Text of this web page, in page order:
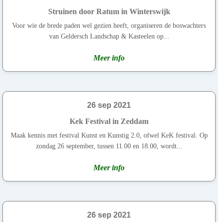
Struinen door Ratum in Winterswijk
Voor wie de brede paden wel gezien heeft, organiseren de boswachters
van Geldersch Landschap & Kasteelen op...
Meer info
26 sep 2021
Kek Festival in Zeddam
Maak kennis met festival Kunst en Kunstig 2.0, ofwel KeK festival. Op
zondag 26 september, tussen 11.00 en 18.00, wordt...
Meer info
26 sep 2021